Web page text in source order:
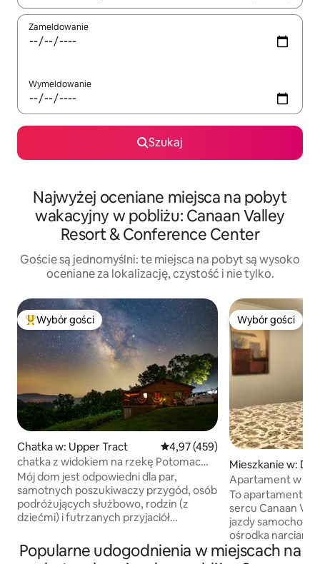
Zameldowanie
Wymeldowanie
Szukaj
Najwyżej oceniane miejsca na pobyt
wakacyjny w pobliżu: Canaan Valley
Resort & Conference Center
Goście są jednomyślni: te miejsca na pobyt są wysoko
oceniane za lokalizację, czystość i nie tylko.
Najpopularniejsze z kategorii Wybór gości
Wybór gości
Chatka w: Upper Tract Średnia ocena: 4,97 na 5, liczba
4,97 (459)
chatka z widokiem na rzekę Potomac
w Smoke Hole z Wi-Fi
Mój dom jest odpowiedni dla par,
samotnych poszukiwaczy przygód, osób
podróżujących służbowo, rodzin (z
dziećmi) i futrzanych przyjaciół
50,00 USD za psa, maksymalnie 2 psy.
Znajduje się tuż nad wejściem do Smoke
Wybór gości
Wybór gości
Mieszkanie w:
Apartament w
To apartament w
sercu Canaan
jazdy
ośrodka
ośrodka
Popularne udogodnienia w miejscach na